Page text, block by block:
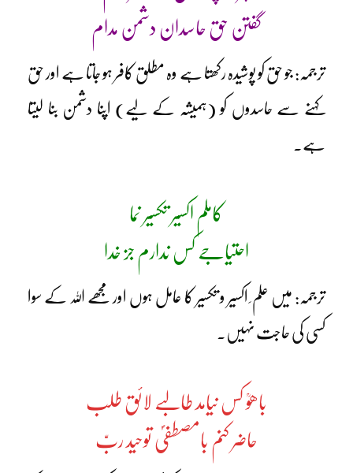
گفتن حق حاسدان دشمن مدام
ترجمہ: جو حق کو پوشیدہ رکھتا ہے وہ مطلق کافر ہو جاتا ہے اور حق
کہنے سے حاسدوں کو (ہمیشہ کے لیے) اپنا دشمن بنا لیتا
ہے۔
کاملم اکسیر تکسیر نما
احتیاجے کس ندارم جز خدا
ترجمہ: میں علم ِ اکسیر و تکسیر کا عامل ہوں اور مجھے اللہ کے سوا
کسی کی حاجت نہیں۔
باھوؒ کس نیامد طالبے لائق طلب
حاضر کنم بامصطفیٰؐ توحید ربّ